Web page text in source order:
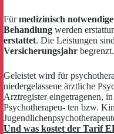
Fürmedizinisch
Behandlung werden
erstattet. Die Leistungen
Versicherungsjahr begrenzt.
Geleistet wird für
niedergelassene ärztliche
Arztregister eingetragenen,
Psychotherapeu- ten bzw.
Und was kostet der Tarif